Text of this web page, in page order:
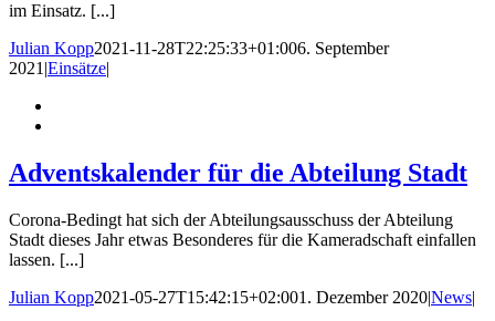
im Einsatz. [...]
Julian Kopp2021-11-28T22:25:33+01:006. September
2021 |Einsätze|
Adventskalender für die Abteilung Stadt
Corona-Bedingt hat sich der Abteilungsausschuss der Abteilung
Stadt dieses Jahr etwas Besonderes für die Kameradschaft einfallen
lassen. [...]
Julian Kopp2021-05-27T15:42:15+02:001. Dezember 2020|News|